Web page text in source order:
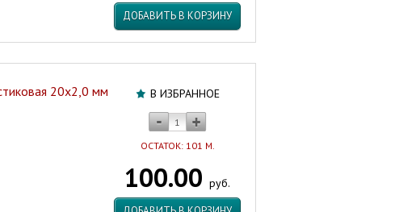
ДОБАВИТЬ В КОРЗИНУ
В ИЗБРАННОЕ
ОСТАТОК: 101 М.
100.00 руб.
20х2,0 мм